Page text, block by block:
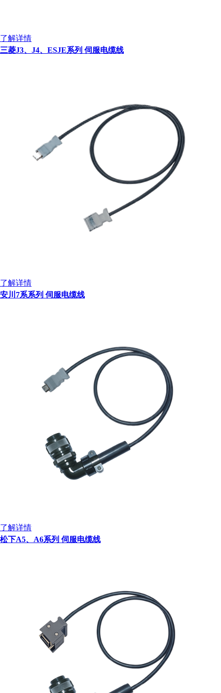
了解详情
三菱J3、J4、ESJE系列 伺服电缆线
了解详情
安川7系系列 伺服电缆线
了解详情
松下A5、A6系列 伺服电缆线